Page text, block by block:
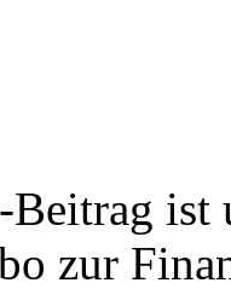
ist
zur